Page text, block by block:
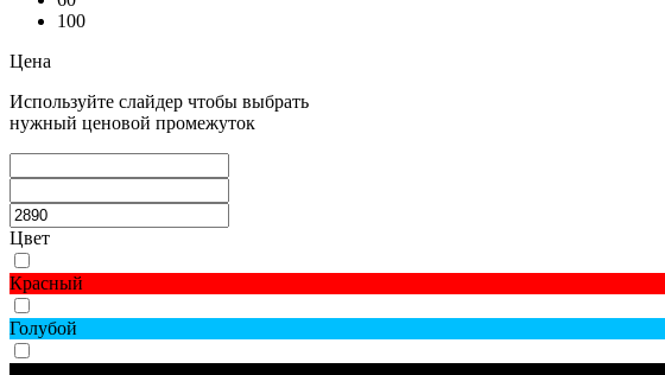
100
Цена
Используйте слайдер чтобы выбрать
нужный ценовой промежуток
Цвет
Красный
Голубой